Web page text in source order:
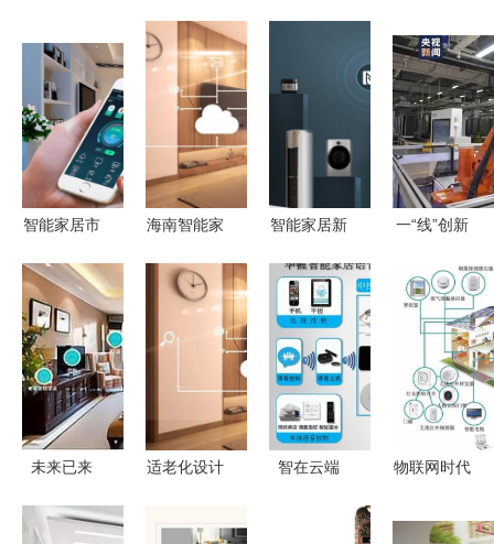
品牌白皮书
智能家居设
备的生态化
变革与未来
图景
代理,上饶
甲醛检测仪
新飞专业生
产
的新情感表
得优先购买
的推荐
智能家居市
的深度思考
海南智能家
与热门设备
智能家居新
的连接与创
新的增值服
务双轮驱动
体验升级
一“线”创新
230多种冰
箱的智能工
厂
未来已来
居系统解决
适老化设计
何满足银发
智在云端
物联网时代
与智能家居